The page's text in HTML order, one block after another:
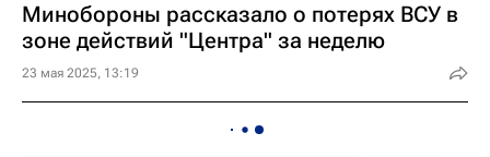
Минобороны рассказало о потерях ВСУ в
зоне действий "Центра" за неделю
23 мая 2025, 13:19